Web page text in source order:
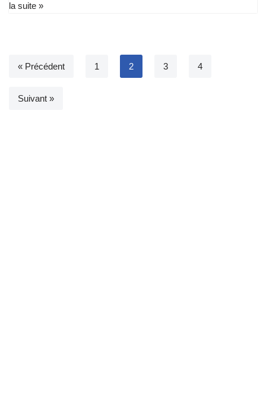
la suite »
« Précédent 1 2 3 4
Suivant »